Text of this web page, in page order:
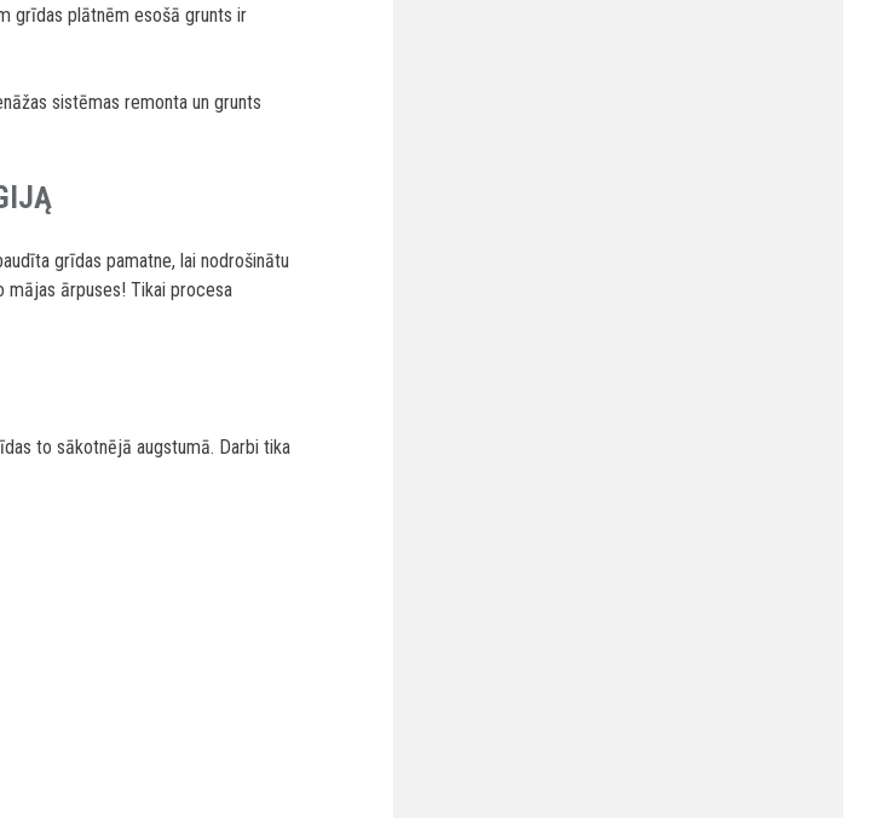
grīdas plātnēm esošā grunts ir
sistēmas remonta un grunts
grīdas pamatne, lai nodrošinātu
mājas ārpuses! Tikai procesa
to sākotnējā augstumā. Darbi tika